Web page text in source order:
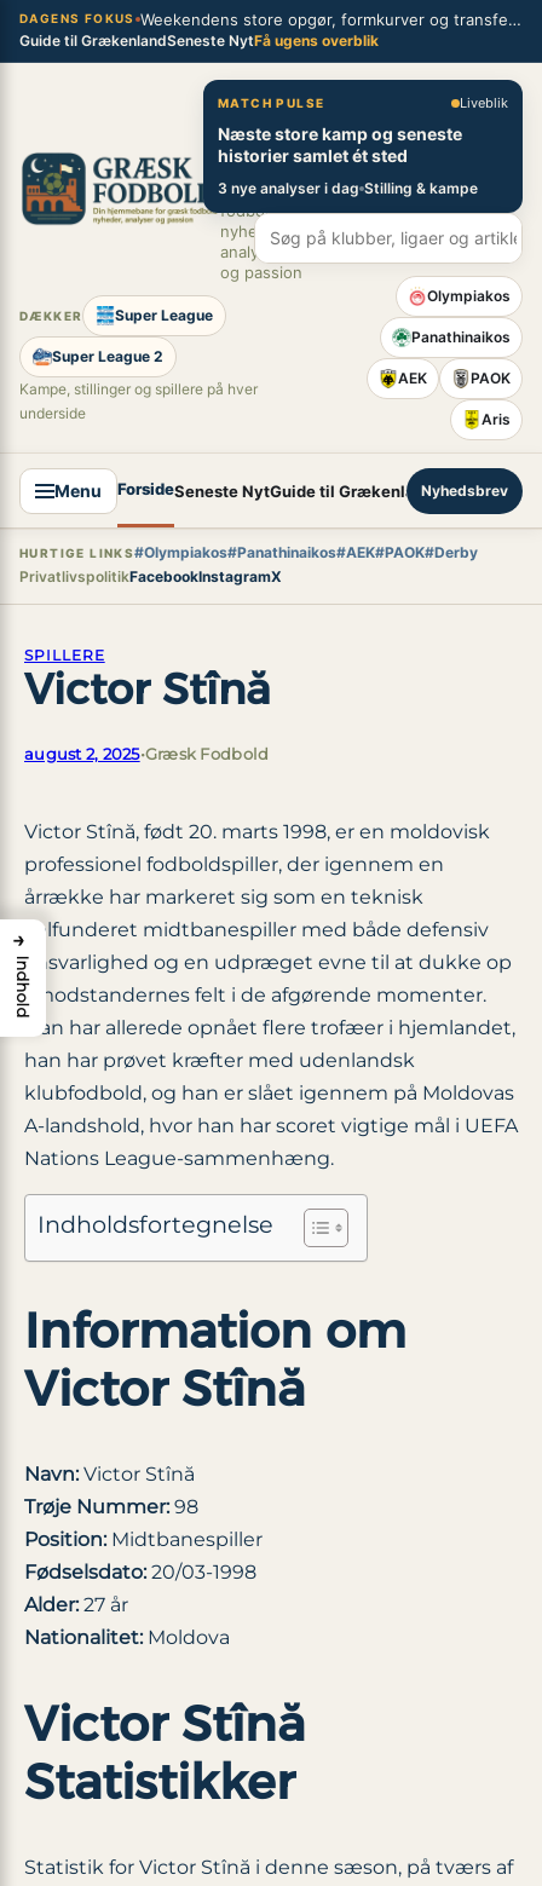
Spring
DAGENS FOKUS Weekendens store opgør, formkurver og transferblik fra græsk fodbold
Guide til GrækenlandSeneste NytFå ugens overblik
Græsk Fodbold
Din
hjemmebane
for græsk
fodbold –
nyheder,
analyser
og passion
DÆKKER Super League
Super League 2
Kampe, stillinger og spillere på hver
underside
MATCH PULSE Liveblik
Næste store kamp og seneste
historier samlet ét sted
3 nye analyser i dag Stilling & kampe
Olympiakos
Panathinaikos
AEK PAOK
Aris
Menu ForsideSeneste NytGuide til GrækenlandSuper League
Nyhedsbrev
HURTIGE LINKS#Olympiakos#Panathinaikos#AEK#PAOK#Derby
PrivatlivspolitikFacebookInstagramX
SPILLERE
Victor Stînă
august 2, 2025•Græsk Fodbold
Victor Stînă, født 20. marts 1998, er en moldovisk
professionel fodboldspiller, der igennem en
årrække har markeret sig som en teknisk
velfunderet midtbanespiller med både defensiv
ansvarlighed og en udpræget evne til at dukke op
i modstandernes felt i de afgørende momenter.
Han har allerede opnået flere trofæer i hjemlandet,
han har prøvet kræfter med udenlandsk
klubfodbold, og han er slået igennem på Moldovas
A-landshold, hvor han har scoret vigtige mål i UEFA
Nations League-sammenhæng.
Indholdsfortegnelse
Information om
Victor Stînă
Navn:Victor Stînă
Trøje Nummer:98
Position:Midtbanespiller
Fødselsdato:20/03-1998
Alder:27 år
Nationalitet:Moldova
Victor Stînă
Statistikker
Statistik for Victor Stînă i denne sæson, på tværs af
→
Indhold